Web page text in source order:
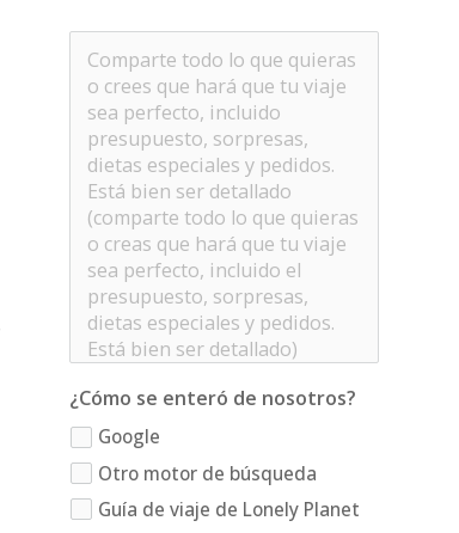
¿Cómo se enteró de nosotros?
Google
Otro motor de búsqueda
Guía de viaje de Lonely Planet